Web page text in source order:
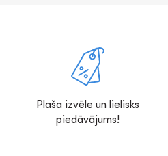
Plaša izvēle un lielisks
piedāvājums!